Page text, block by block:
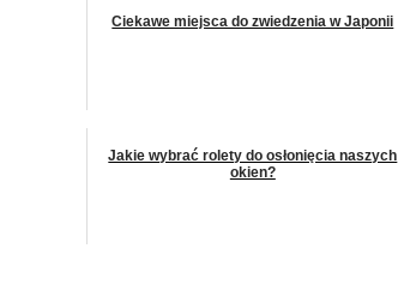
Ciekawe miejsca do zwiedzenia w Japonii
Jakie wybrać rolety do osłonięcia naszych
okien?